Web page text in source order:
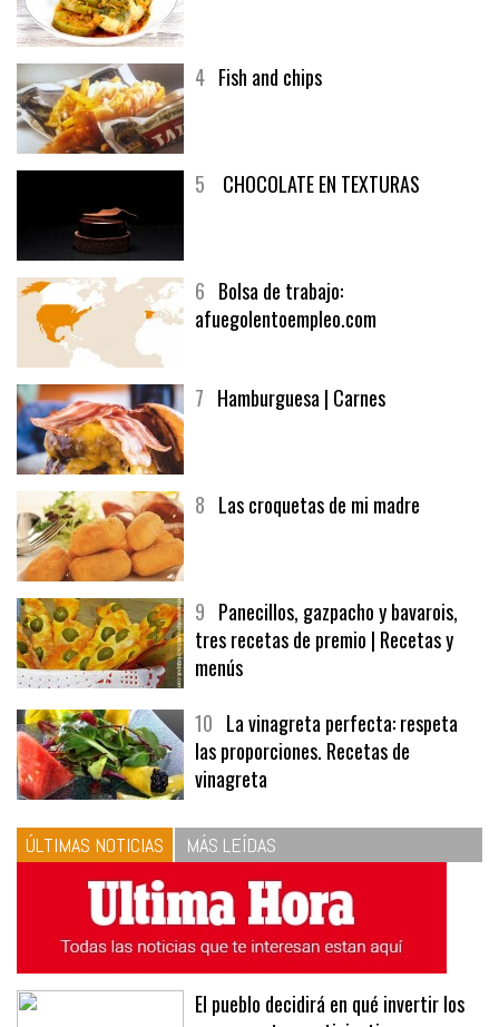
6Bolsa de trabajo:
9Panecillos, gazpacho y bavarois,
tres recetas de premio | Recetas y
menús
10La vinagreta perfecta: respeta
las proporciones. Recetas de
vinagreta
ÚLTIMAS NOTICIAS MÁS LEÍDAS